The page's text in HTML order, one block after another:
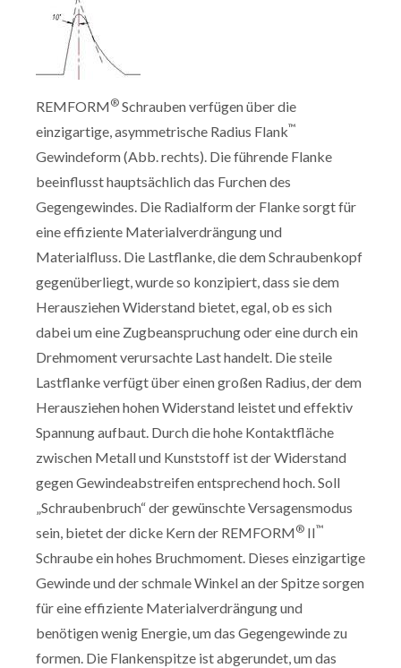
REMFORM® Schrauben verfügen über die
einzigartige, asymmetrische Radius Flank™
Gewindeform (Abb. rechts). Die führende Flanke
beeinflusst hauptsächlich das Furchen des
Gegengewindes. Die Radialform der Flanke sorgt für
eine effiziente Materialverdrängung und
Materialfluss. Die Lastflanke, die dem Schraubenkopf
gegenüberliegt, wurde so konzipiert, dass sie dem
Herausziehen Widerstand bietet, egal, ob es sich
dabei um eine Zugbeanspruchung oder eine durch ein
Drehmoment verursachte Last handelt. Die steile
Lastflanke verfügt über einen großen Radius, der dem
Herausziehen hohen Widerstand leistet und effektiv
Spannung aufbaut. Durch die hohe Kontaktfläche
zwischen Metall und Kunststoff ist der Widerstand
gegen Gewindeabstreifen entsprechend hoch. Soll
„Schraubenbruch“ der gewünschte Versagensmodus
sein, bietet der dicke Kern der REMFORM® II™
Schraube ein hohes Bruchmoment. Dieses einzigartige
Gewinde und der schmale Winkel an der Spitze sorgen
für eine effiziente Materialverdrängung und
benötigen wenig Energie, um das Gegengewinde zu
formen. Die Flankenspitze ist abgerundet, um das